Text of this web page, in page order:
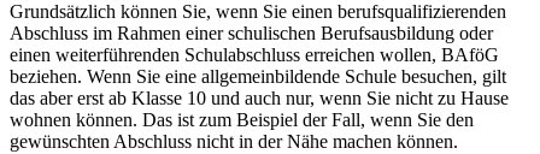
Grundsätzlich können Sie, wenn Sie einen berufsqualifizierenden
Abschluss im Rahmen einer schulischen Berufsausbildung oder
einen weiterführenden Schulabschluss erreichen wollen, BAföG
beziehen. Wenn Sie eine allgemeinbildende Schule besuchen, gilt
das aber erst ab Klasse 10 und auch nur, wenn Sie nicht zu Hause
wohnen können. Das ist zum Beispiel der Fall, wenn Sie den
gewünschten Abschluss nicht in der Nähe machen können.